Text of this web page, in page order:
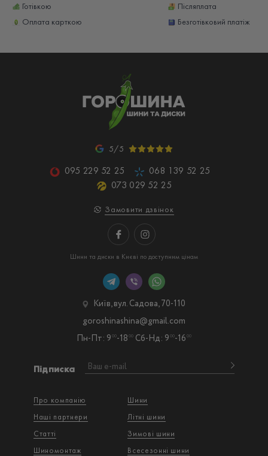
Готівкою
Післяплата
Оплата карткою
Безготівковий платіж
5/5
095 229 52 25
068 139 52 25
073 029 52 25
Замовити дзвінок
Шини та диски в Києві по доступним цінам
Про компанію
Наші партнери
Статті
Шиномонтаж
Шини
Літні шини
Зимові шини
Всесезонні шини
Підписка
Київ, вул. Садова, 70-110
Пн-Пт: 9 00-18 00 Сб-Нд: 9 00-16 00
goroshinashina@gmail.com